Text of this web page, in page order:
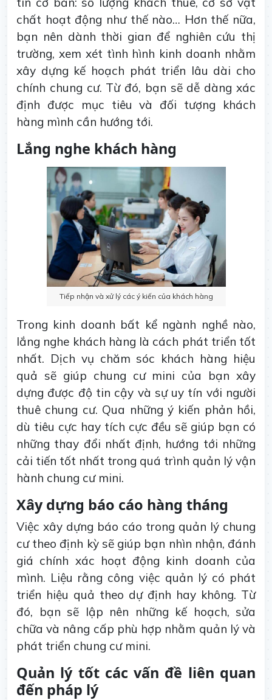
chất hoạt động như thế nào… Hơn thế nữa,
bạn nên dành thời gian để nghiên cứu thị
trường, xem xét tình hình kinh doanh nhằm
xây dựng kế hoạch phát triển lâu dài cho
chính chung cư. Từ đó, bạn sẽ dễ dàng xác
định được mục tiêu và đối tượng khách
hàng mình cần hướng tới.
Lắng nghe khách hàng
Tiếp nhận và xử lý các ý kiến của khách hàng
Trong kinh doanh bất kể ngành nghề nào,
lắng nghe khách hàng là cách phát triển tốt
nhất. Dịch vụ chăm sóc khách hàng hiệu
quả sẽ giúp chung cư mini của bạn xây
dựng được độ tin cậy và sự uy tín với người
thuê chung cư. Qua những ý kiến phản hồi,
dù tiêu cực hay tích cực đều sẽ giúp bạn có
những thay đổi nhất định, hướng tới những
cải tiến tốt nhất trong quá trình quản lý vận
hành chung cư mini.
Xây dựng báo cáo hàng tháng
Việc xây dựng báo cáo trong quản lý chung
cư theo định kỳ sẽ giúp bạn nhìn nhận, đánh
giá chính xác hoạt động kinh doanh của
mình. Liệu rằng công việc quản lý có phát
triển hiệu quả theo dự định hay không. Từ
đó, bạn sẽ lập nên những kế hoạch, sửa
chữa và nâng cấp phù hợp nhằm quản lý và
phát triển chung cư mini.
Quản lý tốt các vấn đề liên quan
đến pháp lý